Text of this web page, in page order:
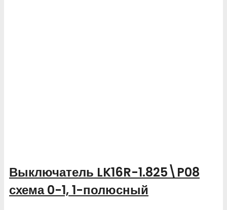
Выключатель LK16R-1.825\P08
схема 0-1, 1-полюсный